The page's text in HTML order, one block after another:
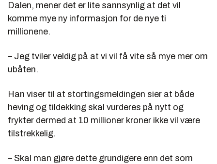
Dalen, mener det er lite sannsynlig at det vil
komme mye ny informasjon for de nye ti
millionene.
– Jeg tviler veldig på at vi vil få vite så mye mer om
ubåten.
Han viser til at stortingsmeldingen sier at både
heving og tildekking skal vurderes på nytt og
frykter dermed at 10 millioner kroner ikke vil være
tilstrekkelig.
– Skal man gjøre dette grundigere enn det som